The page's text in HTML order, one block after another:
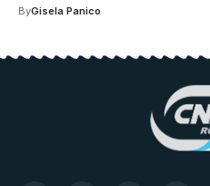
ByGisela Panico